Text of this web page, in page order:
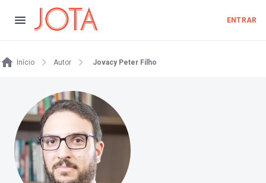
ENTRAR
Início Autor Jovacy Peter Filho